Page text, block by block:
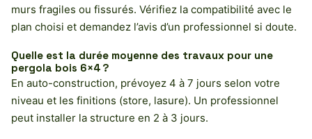
murs fragiles ou fissurés. Vérifiez la compatibilité avec le
plan choisi et demandez l’avis d’un professionnel si doute.
Quelle est la durée moyenne des travaux pour une
pergola bois 6×4 ?
En auto-construction, prévoyez 4 à 7 jours selon votre
niveau et les finitions (store, lasure). Un professionnel
peut installer la structure en 2 à 3 jours.